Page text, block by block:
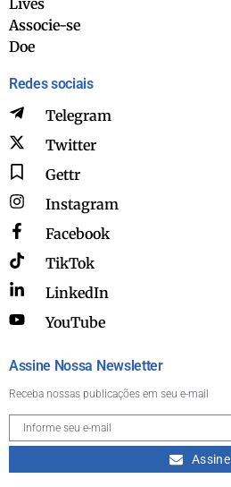
Lives
Associe-se
Doe
Redes sociais
Telegram
Twitter
Gettr
Instagram
Facebook
TikTok
LinkedIn
YouTube
Assine Nossa Newsletter
Receba nossas publicações em seu e-mail
Assine